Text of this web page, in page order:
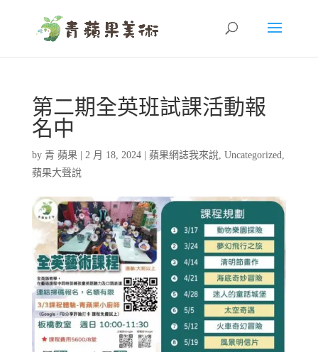
第二期全英班試課活動報
名中
by 青 蘋果 2 月 18, 2024| 蘋果網誌我來說, Uncategorized,
蘋果大聲說